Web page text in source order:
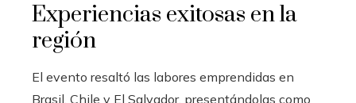
Experiencias exitosas en la
región
El evento resaltó las labores emprendidas en
Brasil, Chile y El Salvador, presentándolas como